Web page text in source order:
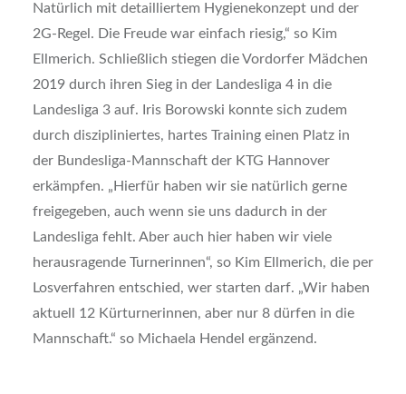
Natürlich mit detailliertem Hygienekonzept und der
2G-Regel. Die Freude war einfach riesig,“ so Kim
Ellmerich. Schließlich stiegen die Vordorfer Mädchen
2019 durch ihren Sieg in der Landesliga 4 in die
Landesliga 3 auf. Iris Borowski konnte sich zudem
durch diszipliniertes, hartes Training einen Platz in
der Bundesliga-Mannschaft der KTG Hannover
erkämpfen. „Hierfür haben wir sie natürlich gerne
freigegeben, auch wenn sie uns dadurch in der
Landesliga fehlt. Aber auch hier haben wir viele
herausragende Turnerinnen“, so Kim Ellmerich, die per
Losverfahren entschied, wer starten darf. „Wir haben
aktuell 12 Kürturnerinnen, aber nur 8 dürfen in die
Mannschaft.“ so Michaela Hendel ergänzend.